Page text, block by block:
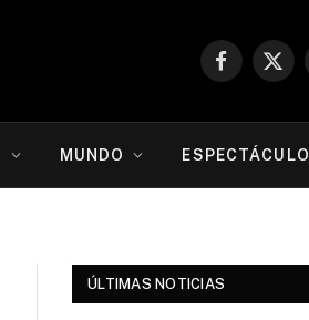
Facebook
X
MUNDO ESPECTÁCULO
ÚLTIMAS NOTICIAS